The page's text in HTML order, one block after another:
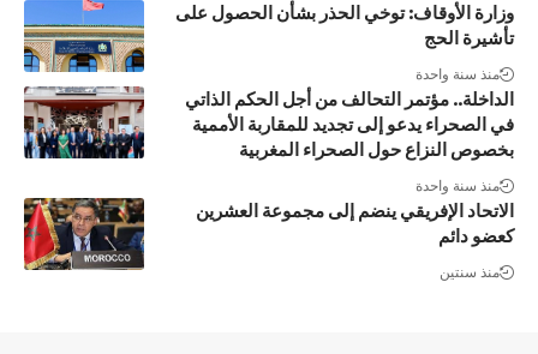
وزارة الأوقاف: توخي الحذر بشأن الحصول على
تأشيرة الحج
منذ سنة واحدة
الداخلة.. مؤتمر التحالف من أجل الحكم الذاتي
في الصحراء يدعو إلى تجديد للمقاربة الأممية
بخصوص النزاع حول الصحراء المغربية
منذ سنة واحدة
الاتحاد الإفريقي ينضم إلى مجموعة العشرين
كعضو دائم
منذ سنتين